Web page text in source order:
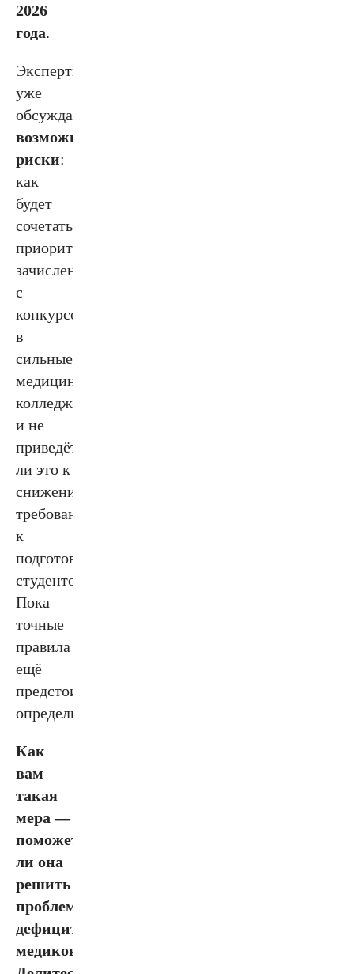
2026
года.
Эксперты
уже
обсуждают
возможные
риски:
как
будет
сочетаться
приоритетное
зачисление
с
конкурсом
в
сильные
медицинские
колледжи
и не
приведёт
ли это к
снижению
требований
к
подготовке
студентов.
Пока
точные
правила
ещё
предстоит
определить.
Как
вам
такая
мера —
поможет
ли она
решить
проблему
дефицита
медиков?